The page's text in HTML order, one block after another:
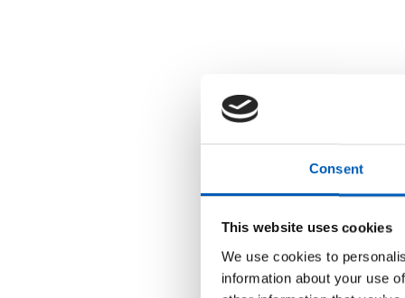
Consent
This website uses cookies
We use cookies to
information about your use